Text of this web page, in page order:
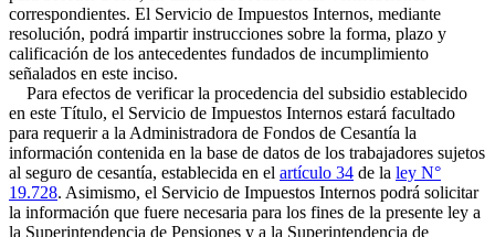
correspondientes. El Servicio de Impuestos Internos, mediante
resolución, podrá impartir instrucciones sobre la forma, plazo y
calificación de los antecedentes fundados de incumplimiento
señalados en este inciso.
Para efectos de verificar la procedencia del subsidio establecido
en este Título, el Servicio de Impuestos Internos estará facultado
para requerir a la Administradora de Fondos de Cesantía la
información contenida en la base de datos de los trabajadores sujetos
al seguro de cesantía, establecida en el artículo 34 de la ley N°
19.728. Asimismo, el Servicio de Impuestos Internos podrá solicitar
la información que fuere necesaria para los fines de la presente ley a
la Superintendencia de Pensiones y a la Superintendencia de